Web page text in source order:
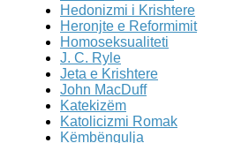
Hedonizmi i Krishtere
Heronjte e Reformimit
Homoseksualiteti
J. C. Ryle
Jeta e Krishtere
John MacDuff
Katekizëm
Katolicizmi Romak
Këmbëngulja